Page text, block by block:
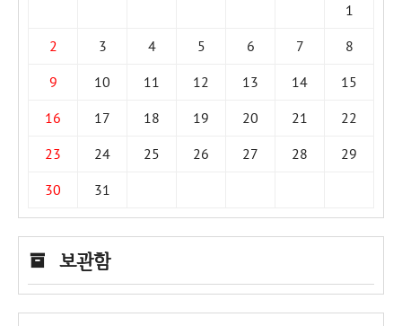
1
2
3 4 5 6 7
8
9
10 11 12 13 14
15
16
17 18 19 20 21
22
23
24 25 26 27 28
29
30
31
보관함